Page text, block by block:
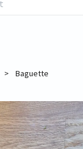
Baguette